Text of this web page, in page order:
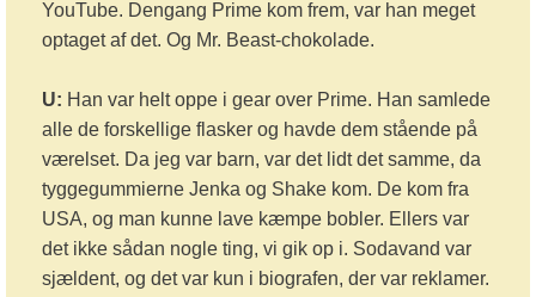
YouTube. Dengang Prime kom frem, var han meget
optaget af det. Og Mr. Beast-chokolade.
U: Han var helt oppe i gear over Prime. Han samlede
alle de forskellige flasker og havde dem stående på
værelset. Da jeg var barn, var det lidt det samme, da
tyggegummierne Jenka og Shake kom. De kom fra
USA, og man kunne lave kæmpe bobler. Ellers var
det ikke sådan nogle ting, vi gik op i. Sodavand var
sjældent, og det var kun i biografen, der var reklamer.